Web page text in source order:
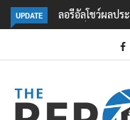
UPDATE
ลอรีอัลโชว์ผลประกอบการครึ่
คว้าไลเซนส์ ‘กุชชี่’ 50 ปี พ